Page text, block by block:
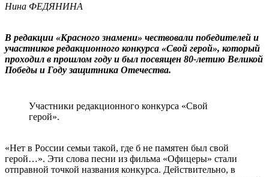
Нина ФЕДЯНИНА
В редакции «Красного знамени» чествовали победителей и
участников редакционного конкурса «Свой герой», который
проходил в прошлом году и был посвящен 80-летию Великой
Победы и Году защитника Отечества.
Участники редакционного конкурса «Свой
герой».
«Нет в России семьи такой, где б не памятен был свой
герой…». Эти слова песни из фильма «Офицеры» стали
отправной точкой названия конкурса. Действительно, в